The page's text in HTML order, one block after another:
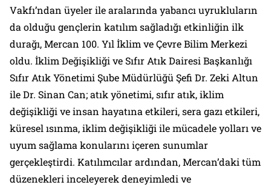
Vakfı’ndan üyeler ile aralarında yabancı uyrukluların
da olduğu gençlerin katılım sağladığı etkinliğin ilk
durağı, Mercan 100. Yıl İklim ve Çevre Bilim Merkezi
oldu. İklim Değişikliği ve Sıfır Atık Dairesi Başkanlığı
Sıfır Atık Yönetimi Şube Müdürlüğü Şefi Dr. Zeki Altun
ile Dr. Sinan Can; atık yönetimi, sıfır atık, iklim
değişikliği ve insan hayatına etkileri, sera gazı etkileri,
küresel ısınma, iklim değişikliği ile mücadele yolları ve
uyum sağlama konularını içeren sunumlar
gerçekleştirdi. Katılımcılar ardından, Mercan’daki tüm
düzenekleri inceleyerek deneyimledi ve